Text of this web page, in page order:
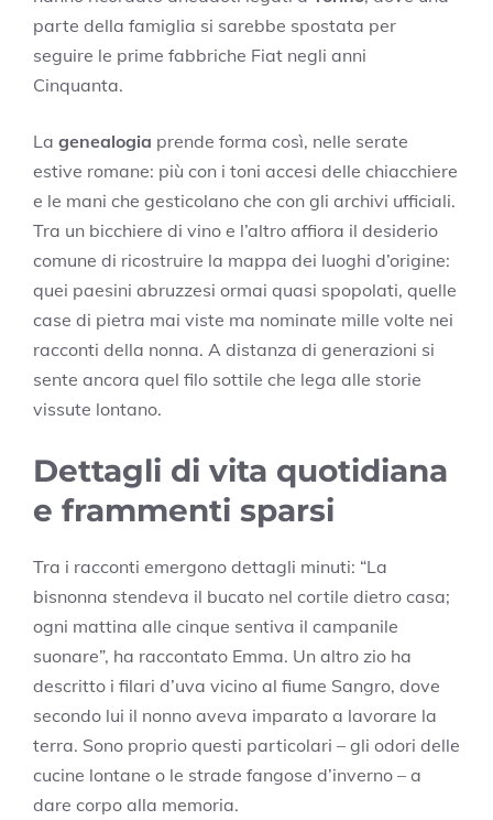
parte della famiglia si sarebbe spostata per
seguire le prime fabbriche Fiat negli anni
Cinquanta.
La genealogia prende forma così, nelle serate
estive romane: più con i toni accesi delle chiacchiere
e le mani che gesticolano che con gli archivi ufficiali.
Tra un bicchiere di vino e l’altro affiora il desiderio
comune di ricostruire la mappa dei luoghi d’origine:
quei paesini abruzzesi ormai quasi spopolati, quelle
case di pietra mai viste ma nominate mille volte nei
racconti della nonna. A distanza di generazioni si
sente ancora quel filo sottile che lega alle storie
vissute lontano.
Dettagli di vita quotidiana
e frammenti sparsi
Tra i racconti emergono dettagli minuti: “La
bisnonna stendeva il bucato nel cortile dietro casa;
ogni mattina alle cinque sentiva il campanile
suonare”, ha raccontato Emma. Un altro zio ha
descritto i filari d’uva vicino al fiume Sangro, dove
secondo lui il nonno aveva imparato a lavorare la
terra. Sono proprio questi particolari – gli odori delle
cucine lontane o le strade fangose d’inverno – a
dare corpo alla memoria.